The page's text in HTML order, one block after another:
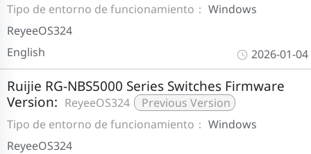
Tipo de entorno de funcionamiento： Windows
ReyeeOS324
English
2026-01-04
Ruijie RG-NBS5000 Series Switches Firmware
Version: ReyeeOS324
Previous Version
Tipo de entorno de funcionamiento： Windows
ReyeeOS324